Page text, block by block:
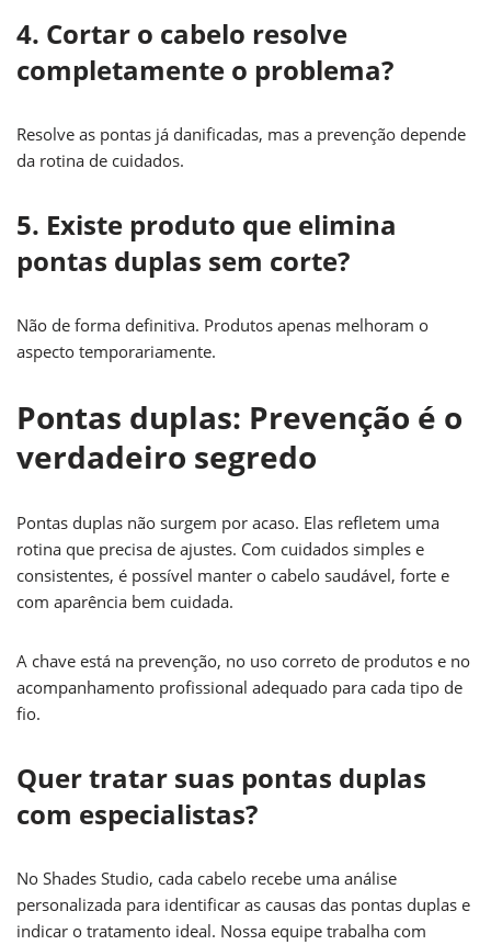
4. Cortar o cabelo resolve
completamente o problema?
Resolve as pontas já danificadas, mas a prevenção depende
da rotina de cuidados.
5. Existe produto que elimina
pontas duplas sem corte?
Não de forma definitiva. Produtos apenas melhoram o
aspecto temporariamente.
Pontas duplas: Prevenção é o
verdadeiro segredo
Pontas duplas não surgem por acaso. Elas refletem uma
rotina que precisa de ajustes. Com cuidados simples e
consistentes, é possível manter o cabelo saudável, forte e
com aparência bem cuidada.
A chave está na prevenção, no uso correto de produtos e no
acompanhamento profissional adequado para cada tipo de
fio.
Quer tratar suas pontas duplas
com especialistas?
No Shades Studio, cada cabelo recebe uma análise
personalizada para identificar as causas das pontas duplas e
indicar o tratamento ideal. Nossa equipe trabalha com